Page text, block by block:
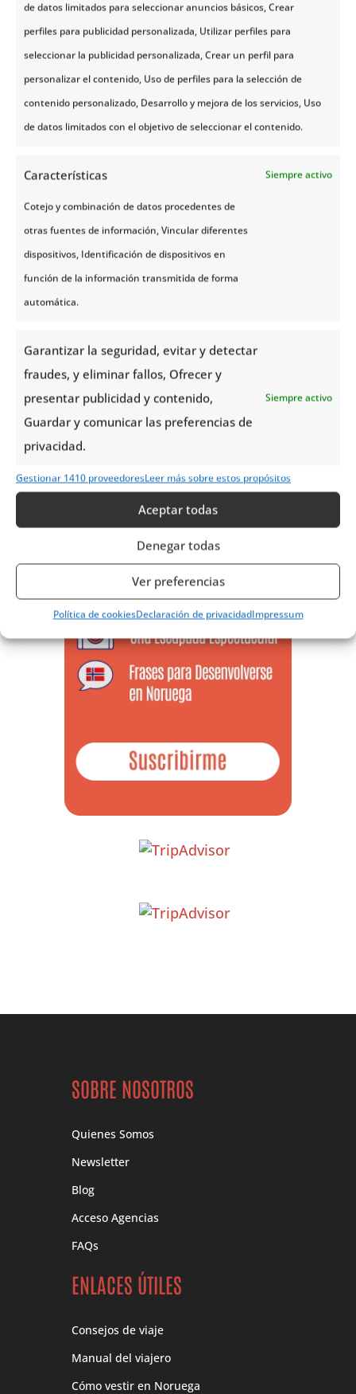
de datos limitados para seleccionar anuncios básicos, Crear
perfiles para publicidad personalizada, Utilizar perfiles para
seleccionar la publicidad personalizada, Crear un perfil para
personalizar el contenido, Uso de perfiles para la selección de
contenido personalizado, Desarrollo y mejora de los servicios, Uso
de datos limitados con el objetivo de seleccionar el contenido.
Características Siempre activo
Cotejo y combinación de datos procedentes de
otras fuentes de información, Vincular diferentes
dispositivos, Identificación de dispositivos en
función de la información transmitida de forma
automática.
Garantizar la seguridad, evitar y detectar
fraudes, y eliminar fallos, Ofrecer y
presentar publicidad y contenido,
Guardar y comunicar las preferencias de
privacidad.
Siempre activo
Gestionar 1410 proveedoresLeer más sobre estos propósitos
Aceptar todas
Denegar todas
Ver preferencias
Política de cookiesDeclaración de privacidadImpressum
Actividades Opcionales
Día 3 | Preikestolen (Púlpito)
Día 5 | Gran Excursión Tren
Día 6 | Troll Cars Al Glaciar De Briksdal
SOBRE NOSOTROS
Quienes Somos
Newsletter
Blog
Acceso Agencias
FAQs
ENLACES ÚTILES
Consejos de viaje
Manual del viajero
Cómo vestir en Noruega